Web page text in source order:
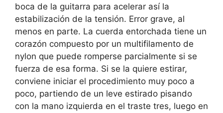
boca de la guitarra para acelerar así la
estabilización de la tensión. Error grave, al
menos en parte. La cuerda entorchada tiene un
corazón compuesto por un multifilamento de
nylon que puede romperse parcialmente si se
fuerza de esa forma. Si se la quiere estirar,
conviene iniciar el procedimiento muy poco a
poco, partiendo de un leve estirado pisando
con la mano izquierda en el traste tres, luego en